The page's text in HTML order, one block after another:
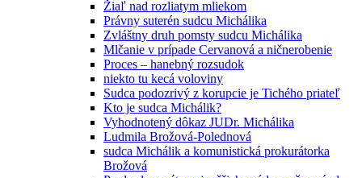
Žiaľ nad rozliatym mliekom
Právny suterén sudcu Michálika
Zvláštny druh pomsty sudcu Michálika
Mlčanie v prípade Cervanová a ničnerobenie
Proces – hanebný rozsudok
niekto tu kecá voloviny
Sudca podozrivý z korupcie je Tichého priateľ
Kto je sudca Michálik?
Vyhodnotený dôkaz JUDr. Michálika
Ludmila Brožová-Polednová
sudca Michálik a komunistická prokurátorka
Brožová